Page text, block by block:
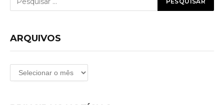
ARQUIVOS
Arquivos